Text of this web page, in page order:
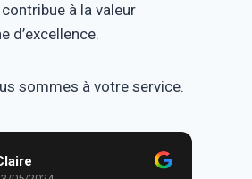
à la valeur
d’excellence.
sommes à votre service.